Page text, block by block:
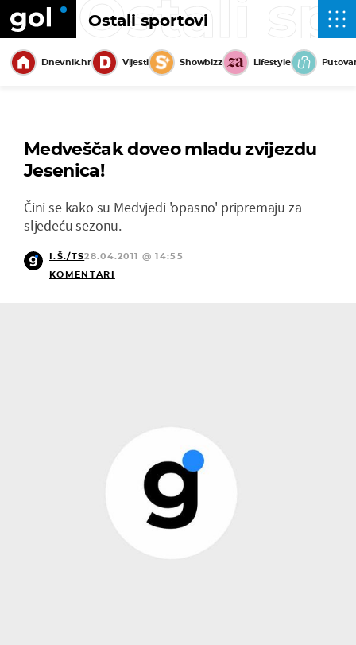
Ostali sportovi
Ostali
Dnevnik.hr Vijesti Showbizz Lifestyle
Medveščak doveo mladu zvijezdu
Jesenica!
Čini se kako su Medvjedi 'opasno' pripremaju za
sljedeću sezonu.
I.Š./TS28.04.2011 @ 14:55
KOMENTARI